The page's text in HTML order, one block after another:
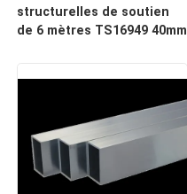
structurelles de soutien
de 6 mètres TS16949 40mm